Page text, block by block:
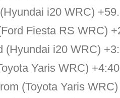
i20 WRC)
Fiesta RS WRC)
(Hyundai i20 WRC)
Yaris WRC)
(Toyota Yaris